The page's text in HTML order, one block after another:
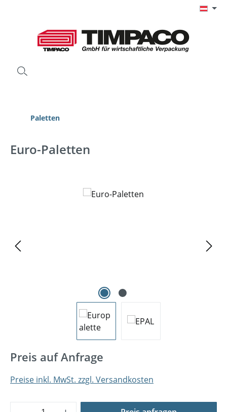
Paletten
Euro-Paletten
Bildergalerie überspringen
Preis auf Anfrage
Preise inkl. MwSt. zzgl. Versandkosten